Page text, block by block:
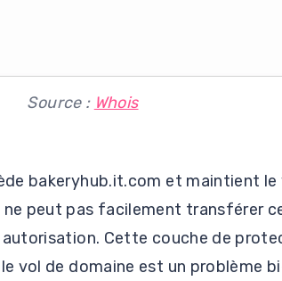
Source : Whois
bakeryhub.it.com et maintient
peut pas facilement transférer
autorisation. Cette couche de
vol de domaine est un problème